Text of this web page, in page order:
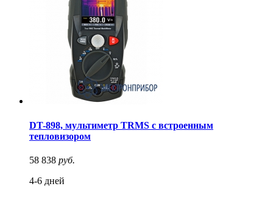
DT-898, мультиметр TRMS с встроенным
тепловизором
58 838 руб.
4-6 дней